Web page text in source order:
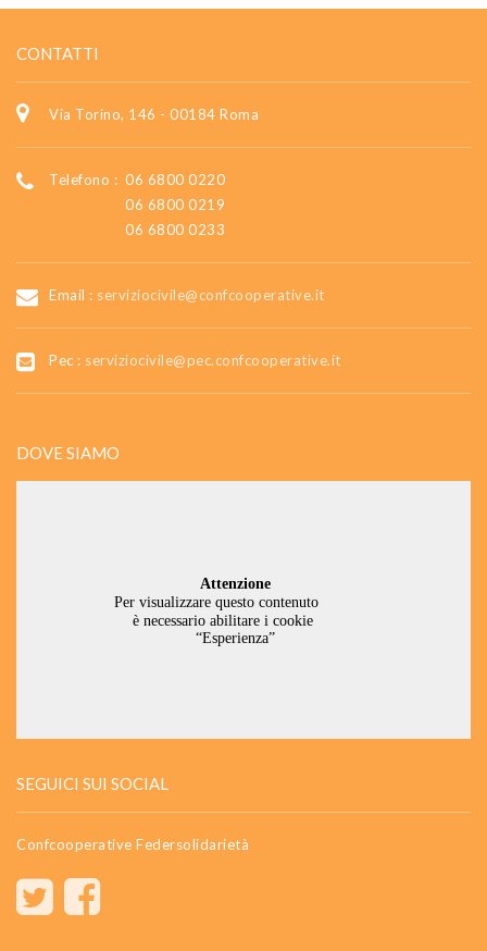
CONTATTI
Via Torino, 146 - 00184 Roma
Telefono : 06 6800 0220
06 6800 0219
06 6800 0233
Email : serviziocivile@confcooperative.it
Pec : serviziocivile@pec.confcooperative.it
DOVE SIAMO
SEGUICI SUI SOCIAL
Confcooperative Federsolidarietà